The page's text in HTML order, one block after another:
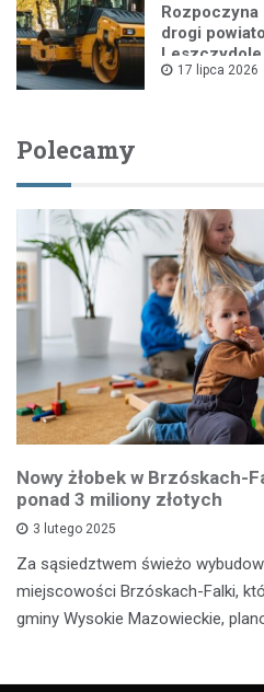
Rozpoczyna
drogi
Leszczydole
17 lipca 2026
Polecamy
Nowy żłobek w Brzóskach-
ponad 3 miliony złotych
3 lutego 2025
Za sąsiedztwem świeżo
miejscowości Brzóskach-Falki,
gminy Wysokie Mazowieckie,